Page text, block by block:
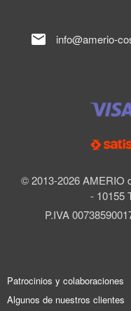
© 2013-2026 AMERIO
- 10155
P.IVA
mail info@amerio-
Patrocinios y colaboraciones
Algunos de nuestros clientes